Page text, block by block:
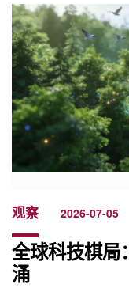
观察 2026-07-05
全球科技棋局
涌